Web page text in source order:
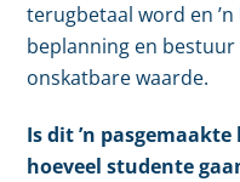
terugbetaal word en
beplanning en bestuur
onskatbare waarde.
Is dit ’n
hoeveel studente